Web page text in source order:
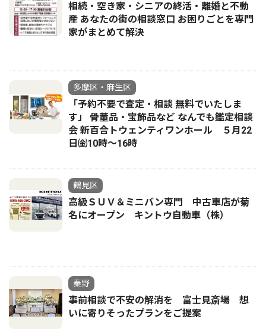
相続・空き家・シニアの終活・離婚と不動
産 あなたの街の相談窓口 お困りごとを専門
家がまとめて解決
多摩区・麻生区
「予約不要で査定・相談 無料でいたしま
す」 骨董品・宝飾品など なんでも鑑定相談
会 新百合トウェンティワンホール ５月22
日㈮10時～16時
鶴見区
高級ＳＵＶ＆ミニバン専門 中古車店が菊
名にオープン キントウ自動車（株）
秦野
事前相談で不安の解消を 富士見斎場 想
いに寄りそったプランをご提案